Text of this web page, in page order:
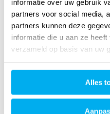
informatie over uw gebruik
partners voor social media,
partners kunnen deze
informatie die u aan ze
verzameld op basis van uw
Alles
Siemens
Tieleman
Wilt u uw keuken voorzien
Maak een afspraakof
voor meer inspiratie.